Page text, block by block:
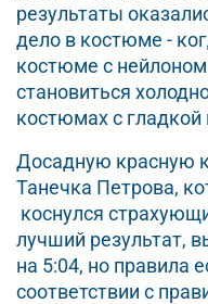
результаты
дело в костюме -
костюме с
становиться
костюмах с
Досадную красную
Танечка Петрова,
коснулся
лучший результат,
на 5:04, но правила
соответствии с